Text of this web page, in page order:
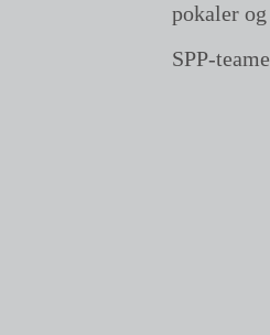
pokaler
SPP-